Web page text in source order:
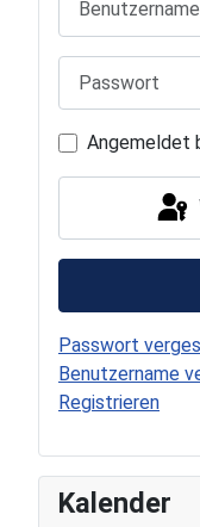
Angemeldet
Passwort
Benutzername
Registrieren
Kalender
P
r
P
r
N
e
N
e